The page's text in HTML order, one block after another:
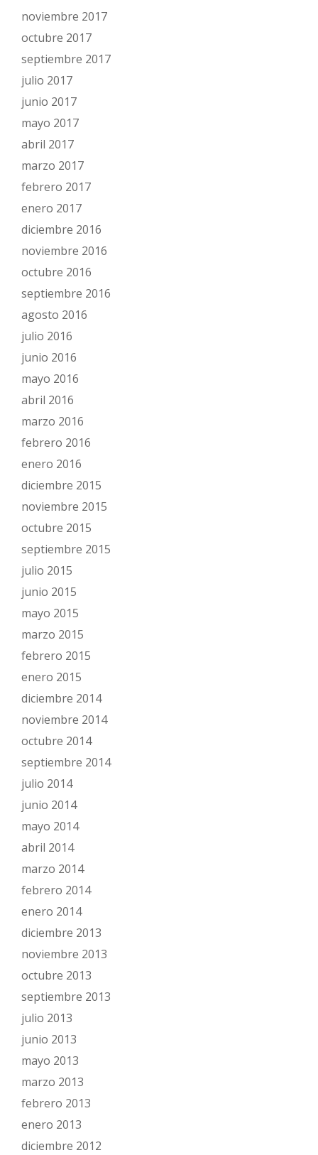
noviembre 2017
octubre 2017
septiembre 2017
julio 2017
junio 2017
mayo 2017
abril 2017
marzo 2017
febrero 2017
enero 2017
diciembre 2016
noviembre 2016
octubre 2016
septiembre 2016
agosto 2016
julio 2016
junio 2016
mayo 2016
abril 2016
marzo 2016
febrero 2016
enero 2016
diciembre 2015
noviembre 2015
octubre 2015
septiembre 2015
julio 2015
junio 2015
mayo 2015
marzo 2015
febrero 2015
enero 2015
diciembre 2014
noviembre 2014
octubre 2014
septiembre 2014
julio 2014
junio 2014
mayo 2014
abril 2014
marzo 2014
febrero 2014
enero 2014
diciembre 2013
noviembre 2013
octubre 2013
septiembre 2013
julio 2013
junio 2013
mayo 2013
marzo 2013
febrero 2013
enero 2013
diciembre 2012